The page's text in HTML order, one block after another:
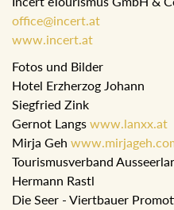
office@incert.at
www.incert.at
Fotos und Bilder
Hotel Erzherzog Johann
Siegfried Zink
Gernot Langs www.lanxx.at
Mirja Geh
Tourismusverband
Hermann Rastl
Die Seer - Viertbauer